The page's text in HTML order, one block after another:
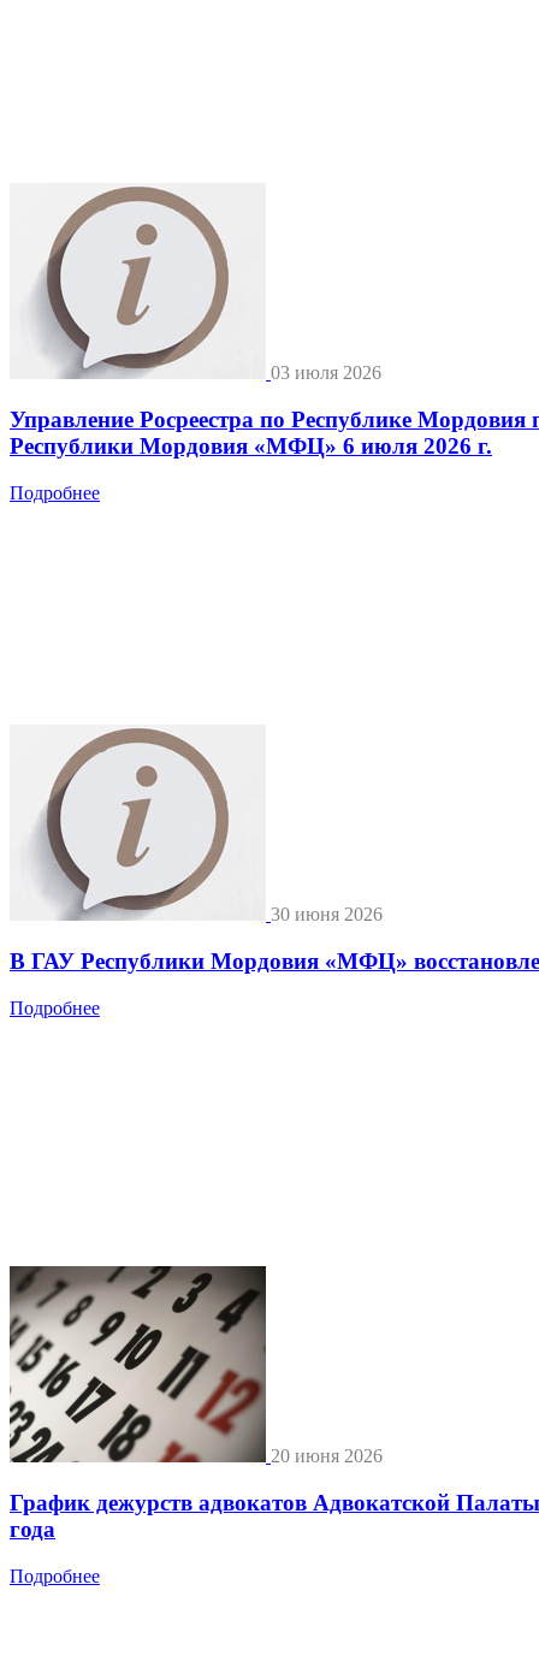
03 июля 2026
Управление Росреестра по Республике
Республики Мордовия «МФЦ» 6 июля 2026 г.
Подробнее
30 июня 2026
В ГАУ Республики Мордовия «МФЦ»
Подробнее
20 июня 2026
График дежурств адвокатов Адвокатской
года
Подробнее